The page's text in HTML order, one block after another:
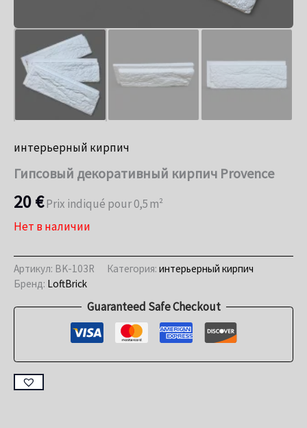
интерьерный кирпич
Гипсовый декоративный кирпич Provence
20€Prix indiqué pour 0,5 m²
Нет в наличии
Артикул: BK-103R Категория: интерьерный кирпич
Бренд: LoftBrick
Guaranteed Safe Checkout